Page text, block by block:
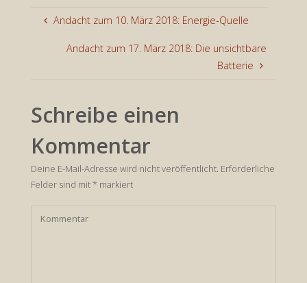
Andacht zum 10. März 2018: Energie-Quelle
Andacht zum 17. März 2018: Die unsichtbare
Batterie
Schreibe einen
Kommentar
Deine E-Mail-Adresse wird nicht veröffentlicht. Erforderliche
Felder sind mit*markiert